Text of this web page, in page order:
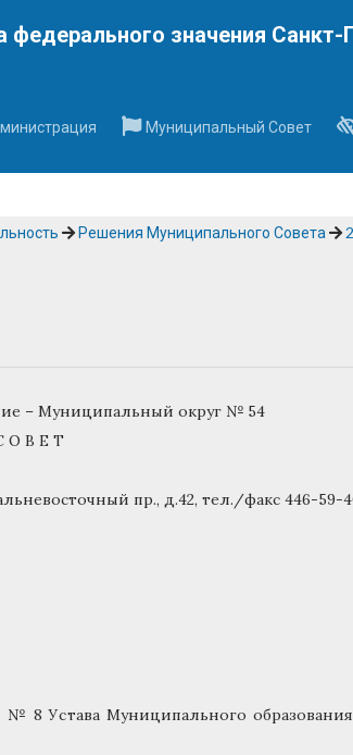
значения Санкт-
Муниципальный Совет
Решения Муниципального Совета
– Муниципальный округ № 54
О В Е Т
пр., д.42, тел./факс 446-59-
№ 8 Устава Муниципального